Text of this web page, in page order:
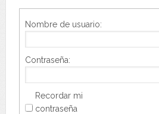
Nombre de usuario:
Contraseña:
Recordar mi
contraseña